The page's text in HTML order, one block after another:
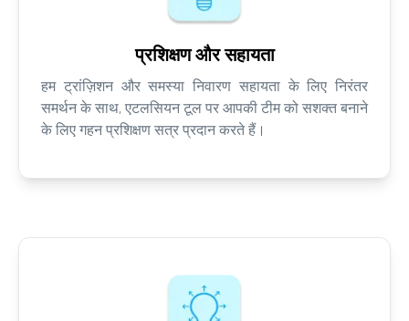
प्रशिक्षण और सहायता
हम ट्रांज़िशन और समस्या निवारण सहायता के लिए निरंतर
समर्थन के साथ, एटलसियन टूल पर आपकी टीम को सशक्त बनाने
के लिए गहन प्रशिक्षण सत्र प्रदान करते हैं।